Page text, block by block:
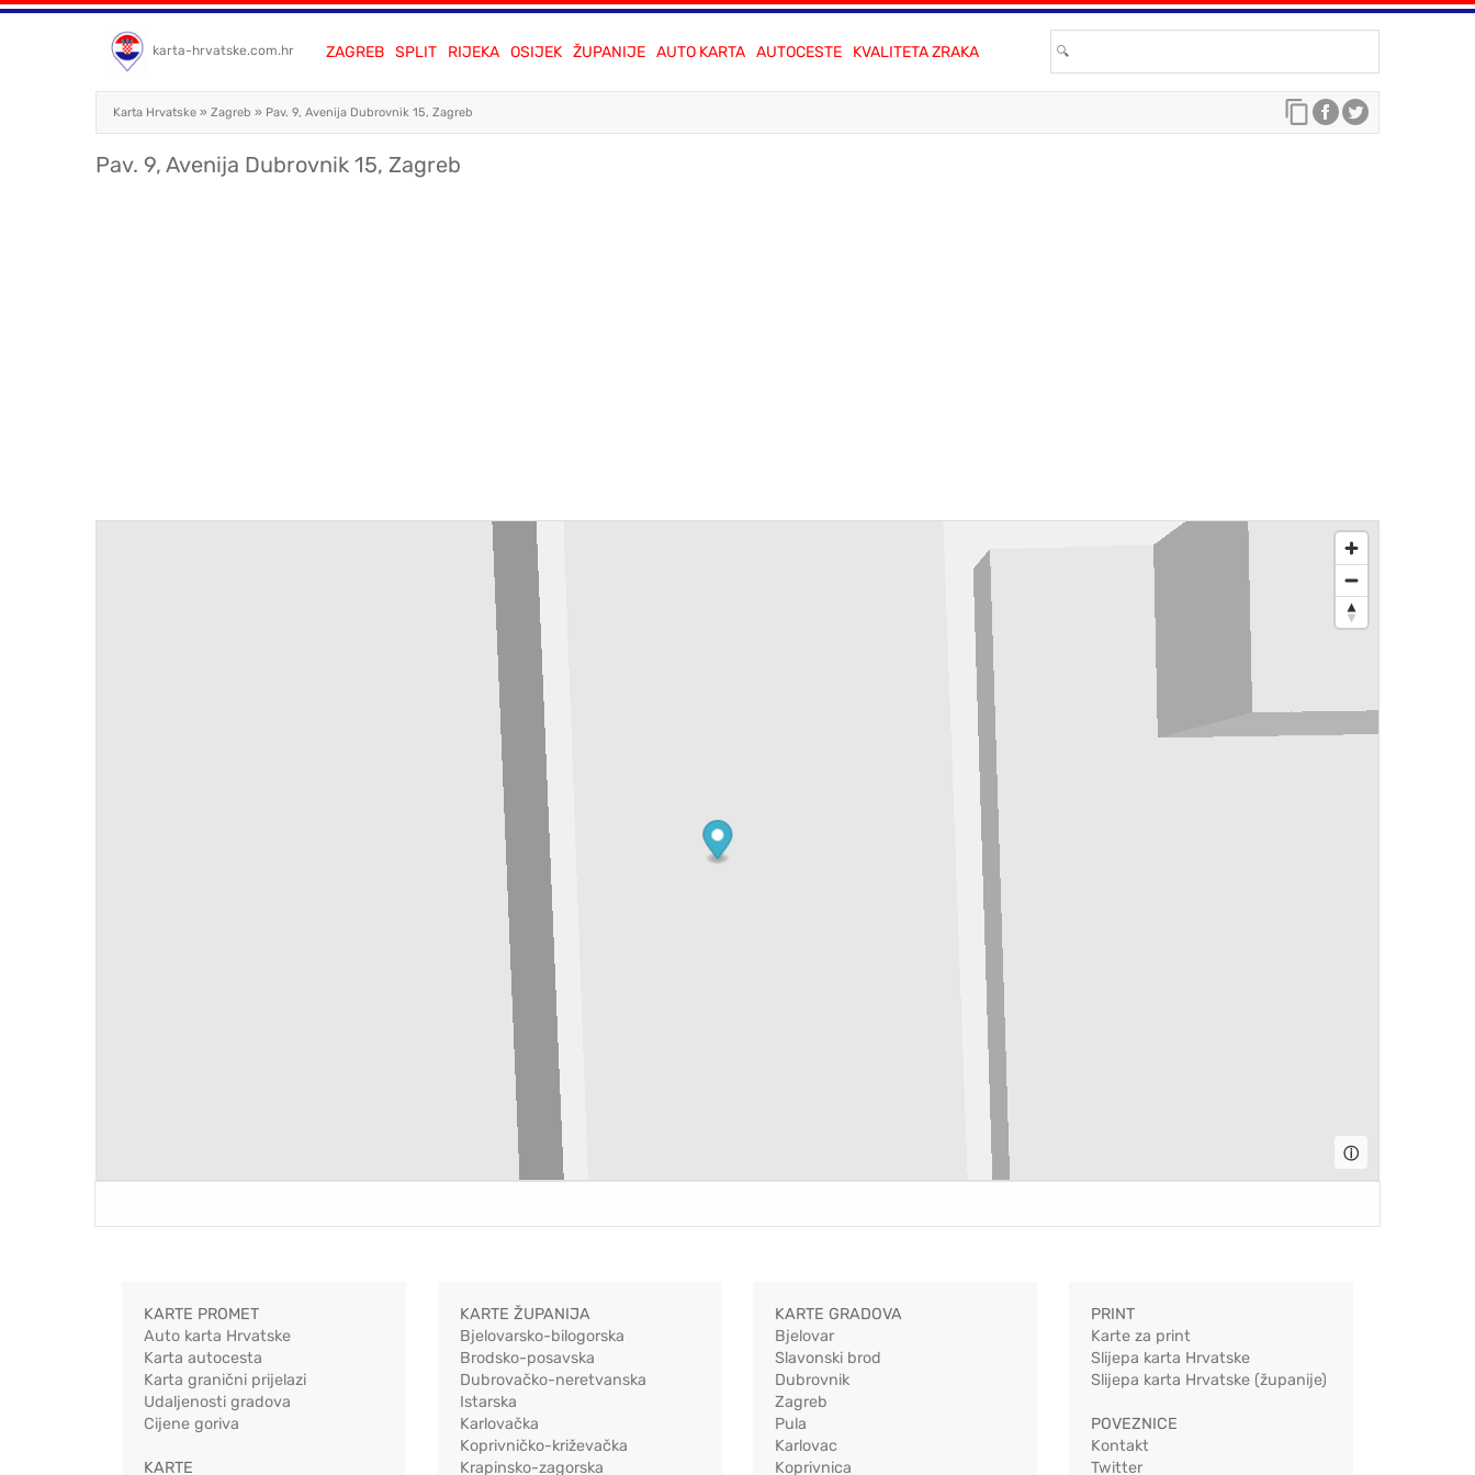
karta-hrvatske.com.hr ZAGREB SPLIT RIJEKA OSIJEK ŽUPANIJE AUTO KARTA AUTOCESTE KVALITETA ZRAKA
Karta Hrvatske » Zagreb » Pav. 9, Avenija Dubrovnik 15, Zagreb
Pav. 9, Avenija Dubrovnik 15, Zagreb
ⓘ
KARTE PROMET
Auto karta Hrvatske
Karta autocesta
Karta granični prijelazi
Udaljenosti gradova
Cijene goriva
KARTE
KARTE ŽUPANIJA
Bjelovarsko-bilogorska
Brodsko-posavska
Dubrovačko-neretvanska
Istarska
Karlovačka
Koprivničko-križevačka
Krapinsko-zagorska
KARTE GRADOVA
Bjelovar
Slavonski brod
Dubrovnik
Zagreb
Pula
Karlovac
Koprivnica
PRINT
Karte za print
Slijepa karta Hrvatske
Slijepa karta Hrvatske (županije)
POVEZNICE
Kontakt
Twitter